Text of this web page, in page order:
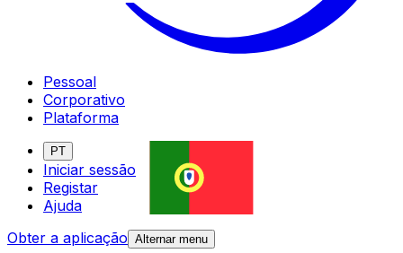
Pessoal
Corporativo
Plataforma
PT
Iniciar sessão
Registar
Ajuda
Obter a aplicação Alternar menu